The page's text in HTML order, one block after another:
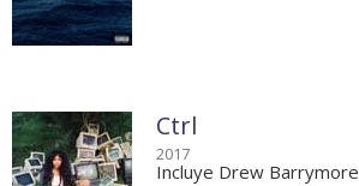
Ctrl
2017
Incluye Drew Barrymore